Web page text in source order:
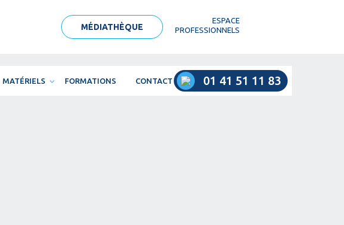
MÉDIATHÈQUE
ESPACE
PROFESSIONNELS
MATÉRIELS FORMATIONS CONTACT 01 41 51 11 83